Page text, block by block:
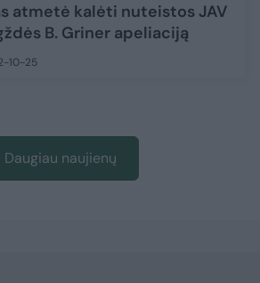
atmetė kalėti nuteistos JAV
B. Griner apeliaciją
10-25
Daugiau naujienų